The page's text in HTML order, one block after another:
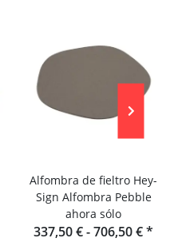
Alfombra de fieltro Hey-
Sign Alfombra Pebble
ahora sólo
337,50 € -706,50 €*